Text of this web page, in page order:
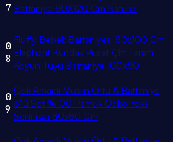
7 Battaniye 80X120 Cm Naturel
0
8
Fluffy Bebek Battaniyesi 80x100 Cm
Elephant Kundak Puset Çift Taraflı
Koyun Tüyü Battaniye 100x80
0
9
Çok Amaçlı Müslin Örtü & Battaniye
3'lü Set %100 Pamuk Oeko-teks
Sertifikalı 80x80 Cm